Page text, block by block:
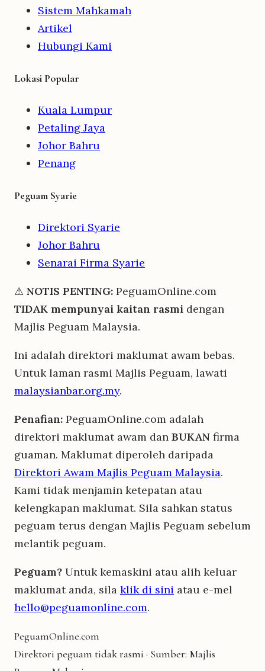
Sistem Mahkamah
Artikel
Hubungi Kami
Lokasi Popular
Kuala Lumpur
Petaling Jaya
Johor Bahru
Penang
Peguam Syarie
Direktori Syarie
Johor Bahru
Senarai Firma Syarie
⚠ NOTIS PENTING: PeguamOnline.com
TIDAK mempunyai kaitan rasmi dengan
Majlis Peguam Malaysia.
Ini adalah direktori maklumat awam bebas.
Untuk laman rasmi Majlis Peguam, lawati
malaysianbar.org.my.
Penafian: PeguamOnline.com adalah
direktori maklumat awam dan BUKAN firma
guaman. Maklumat diperoleh daripada
Direktori Awam Majlis Peguam Malaysia.
Kami tidak menjamin ketepatan atau
kelengkapan maklumat. Sila sahkan status
peguam terus dengan Majlis Peguam sebelum
melantik peguam.
Peguam? Untuk kemaskini atau alih keluar
maklumat anda, sila klik di sini atau e-mel
hello@peguamonline.com.
PeguamOnline.com
Direktori peguam tidak rasmi · Sumber: Majlis